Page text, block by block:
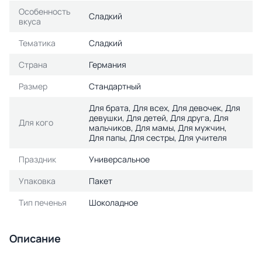
Особенность
вкуса
Сладкий
Тематика
Сладкий
Страна
Германия
Размер
Стандартный
Для кого
Для брата, Для всех, Для девочек, Для
девушки, Для детей, Для друга, Для
мальчиков, Для мамы, Для мужчин,
Для папы, Для сестры, Для учителя
Праздник
Универсальное
Упаковка
Пакет
Тип печенья
Шоколадное
Описание